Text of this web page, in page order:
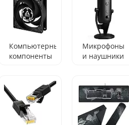
Компьютерные
компоненты
Микрофоны
и наушники